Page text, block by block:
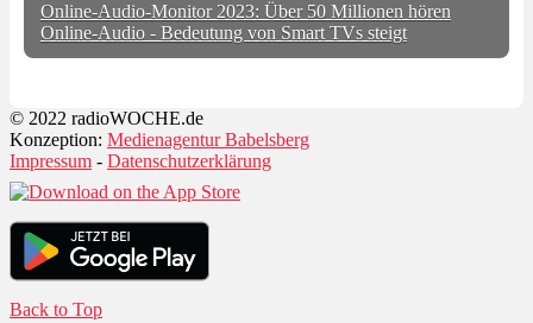
Online-Audio-Monitor 2023: Über 50 Millionen hören
Online-Audio - Bedeutung von Smart TVs steigt
© 2022 radioWOCHE.de
Konzeption: Medienagentur Babelsberg
Impressum - Datenschutzerklärung
Back to Top